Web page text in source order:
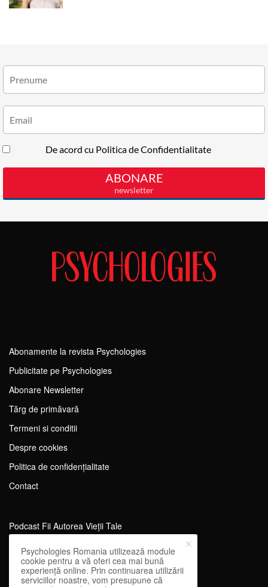
Abonamente la revista Psychologies
Publicitate pe Psychologies
Abonare Newsletter
Tărg de primăvară
Termeni si conditii
Despre cookies
Politica de confidențialitate
Contact
Podcast Fii Autorea Vieții Tale
Evenimente Fii Autoarea Vieții Tale!
SportEdu
Antrenament Mental pentru Sportivi
Psychologies Romania utilizează module
cookie pentru a vă oferi cea mai bună
experiență online. Prin continuarea utilizării
serviciilor noastre, vom presupune că